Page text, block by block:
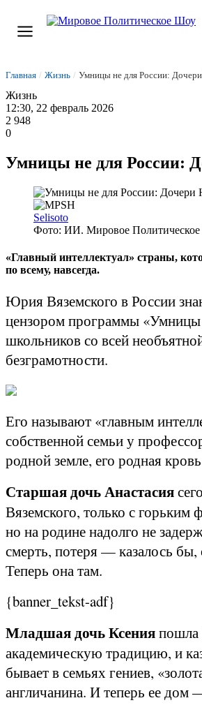
Главная / Жизнь / Умницы не для России:
Жизнь
12:30, 22 февраль 2026
2 948
0
Умницы не для России:
Selisoto
Фото: ИИ. Мировое
«Главный интеллектуал» страны,
по всему, навсегда.
Юрия Вяземского в России
цензором программы
школьников со всей
безграмотности.
Его называют «главным
собственной семьи у
родной земле, его родная
Старшая дочь Анастасия
Вяземского, только с горьким
но на родине надолго не
смерть, потеря — казалось
Теперь она там.
{banner_tekst-adf}
Младшая дочь Ксенияпошла
академическую традицию, и
бывает в семьях гениев,
англичанина. И теперь ее